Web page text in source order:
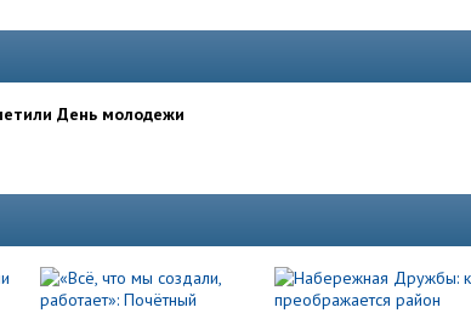
День молодежи